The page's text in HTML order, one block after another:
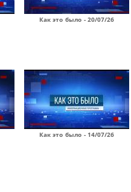
Как это было - 20/07/26
Как это было - 14/07/26